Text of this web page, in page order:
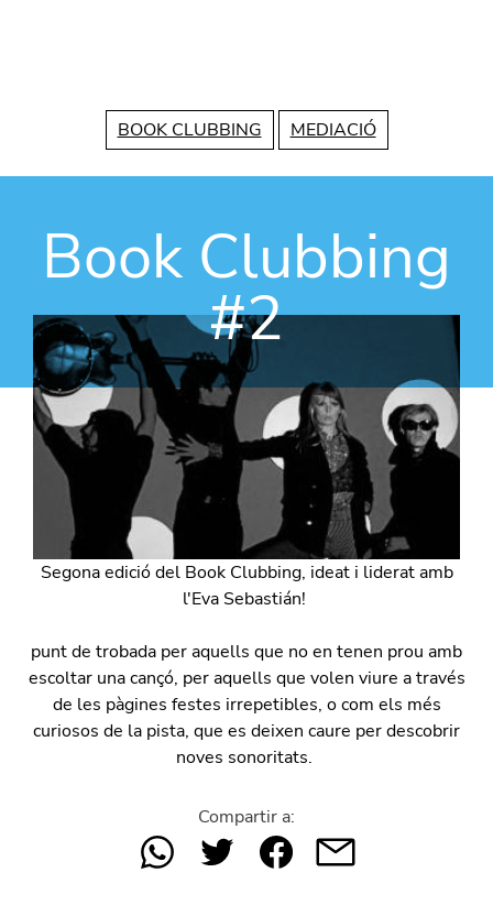
BOOK CLUBBING MEDIACIÓ
Book Clubbing
#2
Segona edició del Book Clubbing, ideat i liderat amb
l'Eva Sebastián!
punt de trobada per aquells que no en tenen prou amb
escoltar una cançó, per aquells que volen viure a través
de les pàgines festes irrepetibles, o com els més
curiosos de la pista, que es deixen caure per descobrir
noves sonoritats.
Compartir a: